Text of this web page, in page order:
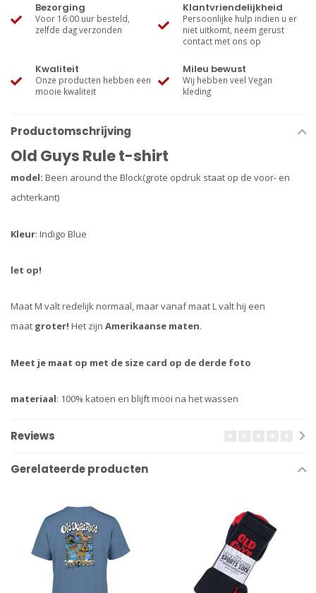
Bezorging
Voor 16:00 uur besteld,
zelfde dag verzonden
Klantvriendelijkheid
Persoonlijke hulp indien u er
niet uitkomt, neem gerust
contact met ons op
Kwaliteit
Onze producten hebben een
mooie kwaliteit
Mileu bewust
Wij hebben veel Vegan
kleding
Productomschrijving
Old Guys Rule t-shirt
model: Been around the Block(grote opdruk staat op de voor- en
achterkant)
Kleur: Indigo Blue
let op!
Maat M valt redelijk normaal, maar vanaf maat L valt hij een
maat groter! Het zijn Amerikaanse maten.
Meet je maat op met de size card op de derde foto
materiaal: 100% katoen en blijft mooi na het wassen
Reviews
Gerelateerde producten